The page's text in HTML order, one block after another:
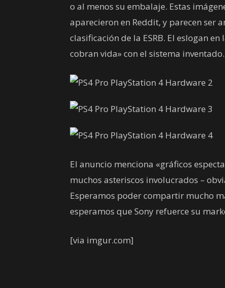
o al menos su embalaje. Estas
aparecieron en Reddit, y parecen ser
clasificación de la ESRB. El eslogan
cobran vida» con el sistema inventado.
El anuncio menciona «gráficos
muchos asteriscos involucrados –
Esperamos poder compartir mucho
esperamos que Sony refuerce su
[via imgur.com]